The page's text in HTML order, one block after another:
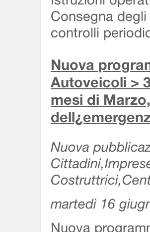
Consegna
controlli
Nuova
Autoveicoli >
mesi di
Nuova
martedì 16
Nuova